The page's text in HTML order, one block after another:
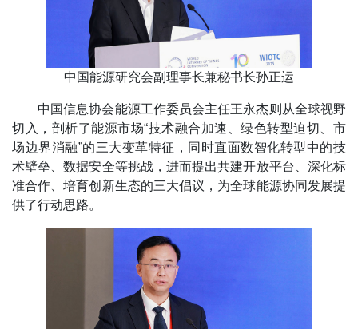
中国能源研究会副理事长兼秘书长孙正运
中国信息协会能源工作委员会主任王永杰则从全球视野
切入，剖析了能源市场“技术融合加速、绿色转型迫切、市
场边界消融”的三大变革特征，同时直面数智化转型中的技
术壁垒、数据安全等挑战，进而提出共建开放平台、深化标
准合作、培育创新生态的三大倡议，为全球能源协同发展提
供了行动思路。